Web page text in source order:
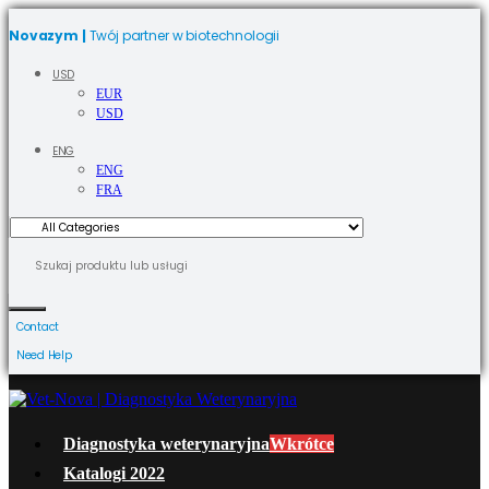
Novazym | Twój partner w biotechnologii
USD
EUR
USD
ENG
ENG
FRA
Contact
Need Help
Diagnostyka weterynaryjnaWkrótce
Katalogi 2022